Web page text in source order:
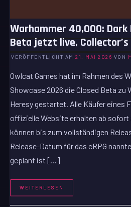
Warhammer 40,000: Dark
Beta jetzt live,
VERÖFFENTLICHT AM21. MAI 2026 VON
Owlcat Games hat im Rahmen des
Showcase 2026 die Closed Beta zu
Heresy gestartet. Alle Käufer eines
offizielle Website erhalten ab sofort
können bis zum vollständigen
Release-Datum für das cRPG
geplant ist […]
WEITERLESEN